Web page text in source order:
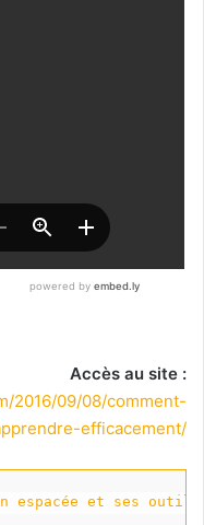
Accès au site :
2016/09/08/comment-
efficacement/
espacée et ses outils